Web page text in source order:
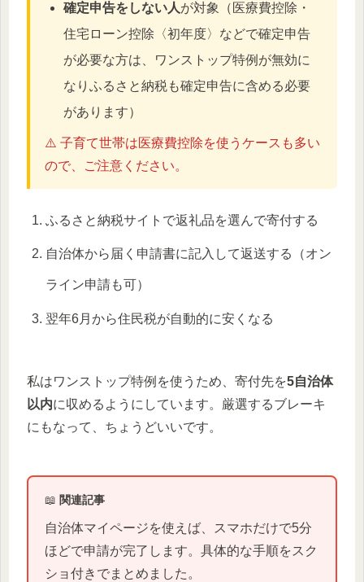
確定申告をしない人が対象（医療費控除・
住宅ローン控除〈初年度〉などで確定申告
が必要な方は、ワンストップ特例が無効に
なりふるさと納税も確定申告に含める必要
があります）
⚠️ 子育て世帯は医療費控除を使うケースも多い
ので、ご注意ください。
ふるさと納税サイトで返礼品を選んで寄付する
自治体から届く申請書に記入して返送する（オン
ライン申請も可）
翌年6月から住民税が自動的に安くなる
私はワンストップ特例を使うため、寄付先を5自治体
以内に収めるようにしています。厳選するブレーキ
にもなって、ちょうどいいです。
📖 関連記事
自治体マイページを使えば、スマホだけで5分
ほどで申請が完了します。具体的な手順をスク
ショ付きでまとめました。